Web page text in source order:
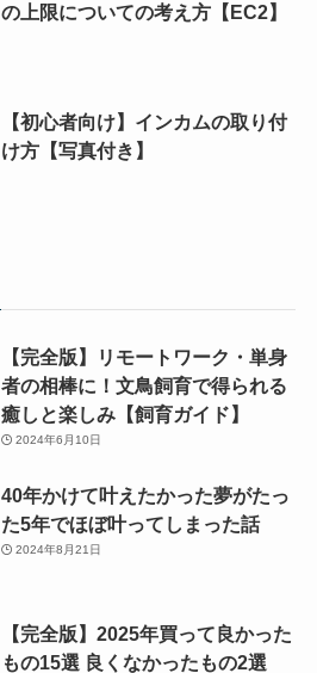
の上限についての考え方【EC2】
【初心者向け】インカムの取り付
け方【写真付き】
【完全版】リモートワーク・単身
者の相棒に！文鳥飼育で得られる
癒しと楽しみ【飼育ガイド】
2024年6月10日
40年かけて叶えたかった夢がたっ
た5年でほぼ叶ってしまった話
2024年8月21日
【完全版】2025年買って良かった
もの15選 良くなかったもの2選